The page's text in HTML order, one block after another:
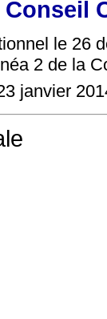
Conseil
le 26
2 de la
janvier